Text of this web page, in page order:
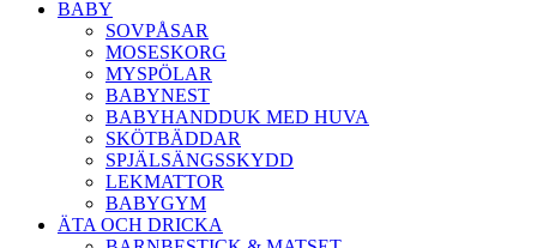
BABY
SOVPÅSAR
MOSESKORG
MYSPÖLAR
BABYNEST
BABYHANDDUK MED HUVA
SKÖTBÄDDAR
SPJÄLSÄNGSSKYDD
LEKMATTOR
BABYGYM
ÄTA OCH DRICKA